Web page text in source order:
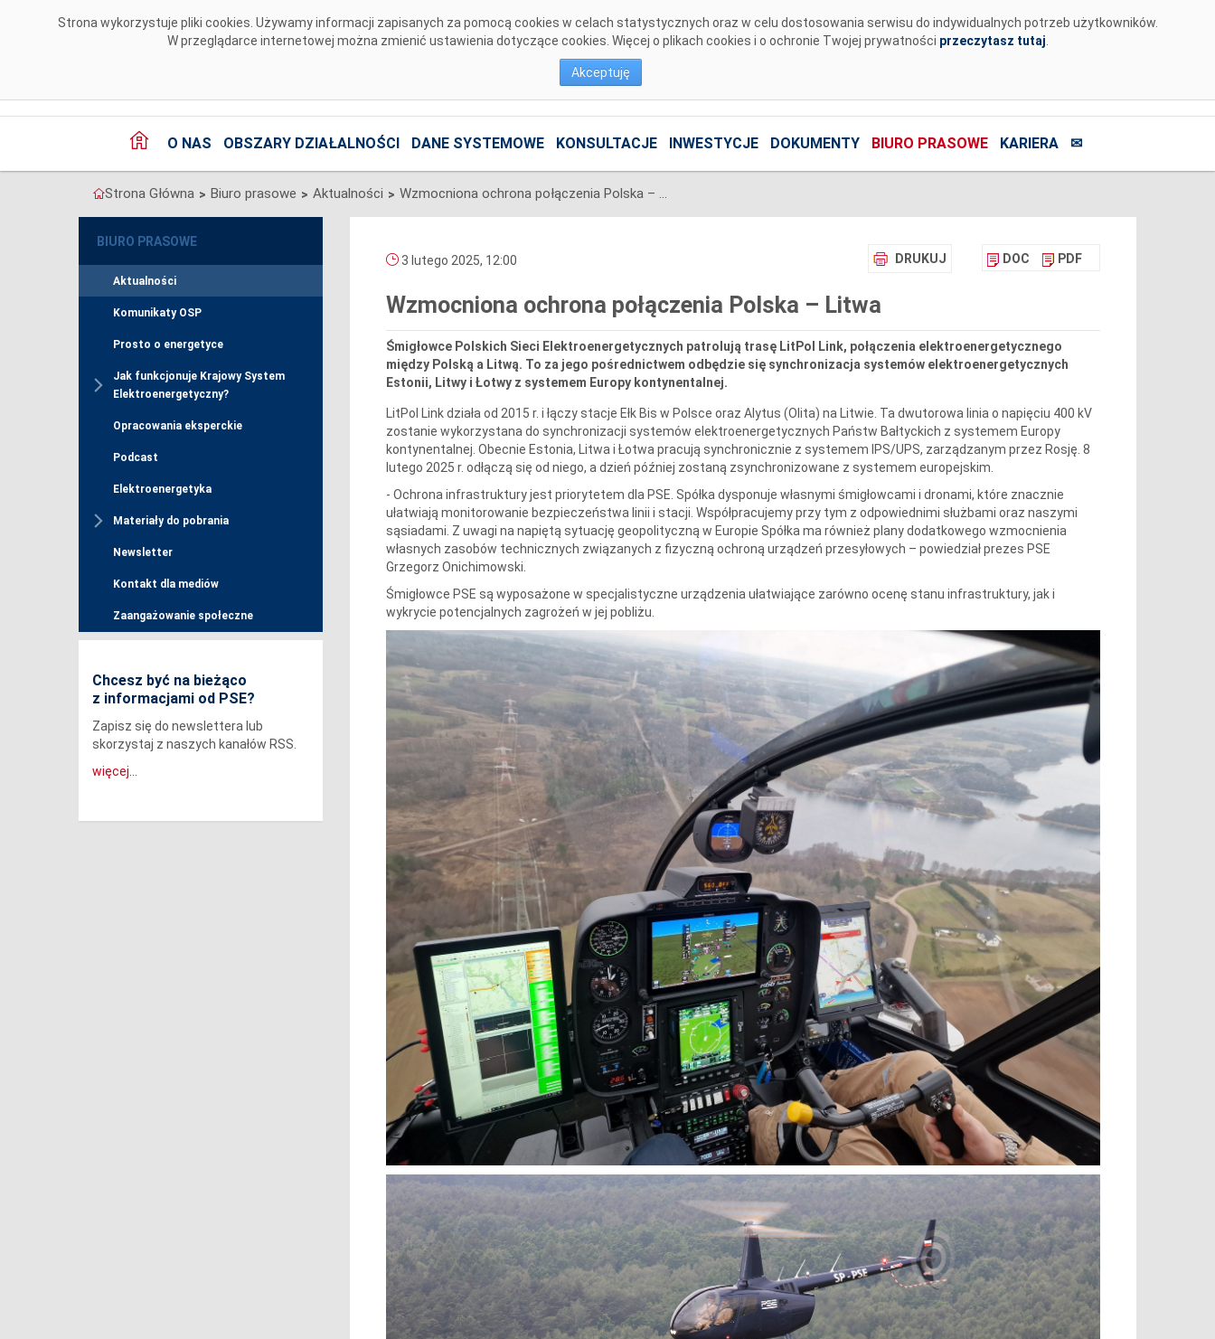
Strona wykorzystuje pliki cookies. Używamy informacji zapisanych za pomocą cookies w celach statystycznych oraz w celu dostosowania serwisu do indywidualnych potrzeb użytkowników.
W przeglądarce internetowej można zmienić ustawienia dotyczące cookies. Więcej o plikach cookies i o ochronie Twojej prywatności przeczytasz tutaj
Akceptuję
O NAS OBSZARY DZIAŁALNOŚCI DANE SYSTEMOWE KONSULTACJE INWESTYCJE DOKUMENTY BIURO PRASOWE KARIERA ✉
Strona Główna > Biuro prasowe > Aktualności > Wzmocniona ochrona połączenia Polska – Litwa
BIURO PRASOWE
Aktualności
Komunikaty OSP
Prosto o energetyce
Jak funkcjonuje Krajowy System
Elektroenergetyczny?
Opracowania eksperckie
Podcast
Elektroenergetyka
Materiały do pobrania
Newsletter
Kontakt dla mediów
Zaangażowanie społeczne
Chcesz być na bieżąco
z informacjami od PSE?
Zapisz się do newslettera lub
skorzystaj z naszych kanałów RSS.
więcej...
DRUKUJ DOC PDF
3 lutego 2025, 12:00
Wzmocniona ochrona połączenia Polska – Litwa
Śmigłowce Polskich Sieci Elektroenergetycznych patrolują trasę LitPol Link, połączenia elektroenergetycznego
między Polską a Litwą. To za jego pośrednictwem odbędzie się synchronizacja systemów elektroenergetycznych
Estonii, Litwy i Łotwy z systemem Europy kontynentalnej.
LitPol Link działa od 2015 r. i łączy stacje Ełk Bis w Polsce oraz Alytus (Olita) na Litwie. Ta dwutorowa linia o napięciu 400 kV
zostanie wykorzystana do synchronizacji systemów elektroenergetycznych Państw Bałtyckich z systemem Europy
kontynentalnej. Obecnie Estonia, Litwa i Łotwa pracują synchronicznie z systemem IPS/UPS, zarządzanym przez Rosję. 8
lutego 2025 r. odłączą się od niego, a dzień później zostaną zsynchronizowane z systemem europejskim.
- Ochrona infrastruktury jest priorytetem dla PSE. Spółka dysponuje własnymi śmigłowcami i dronami, które znacznie
ułatwiają monitorowanie bezpieczeństwa linii i stacji. Współpracujemy przy tym z odpowiednimi służbami oraz naszymi
sąsiadami. Z uwagi na napiętą sytuację geopolityczną w Europie Spółka ma również plany dodatkowego wzmocnienia
własnych zasobów technicznych związanych z fizyczną ochroną urządzeń przesyłowych – powiedział prezes PSE
Grzegorz Onichimowski.
Śmigłowce PSE są wyposażone w specjalistyczne urządzenia ułatwiające zarówno ocenę stanu infrastruktury, jak i
wykrycie potencjalnych zagrożeń w jej pobliżu.